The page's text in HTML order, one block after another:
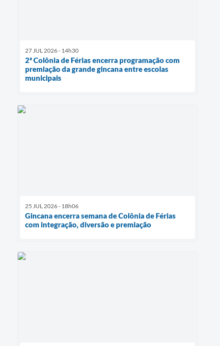
27 JUL 2026 - 14h30
2ª Colônia de Férias encerra programação com
premiação da grande gincana entre escolas
municipais
25 JUL 2026 - 18h06
Gincana encerra semana de Colônia de Férias
com integração, diversão e premiação